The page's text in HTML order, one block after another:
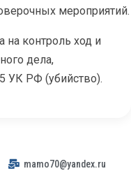
мероприятий.
на контроль ход и
дела,
УК РФ (убийство).
mamo70@yandex.ru